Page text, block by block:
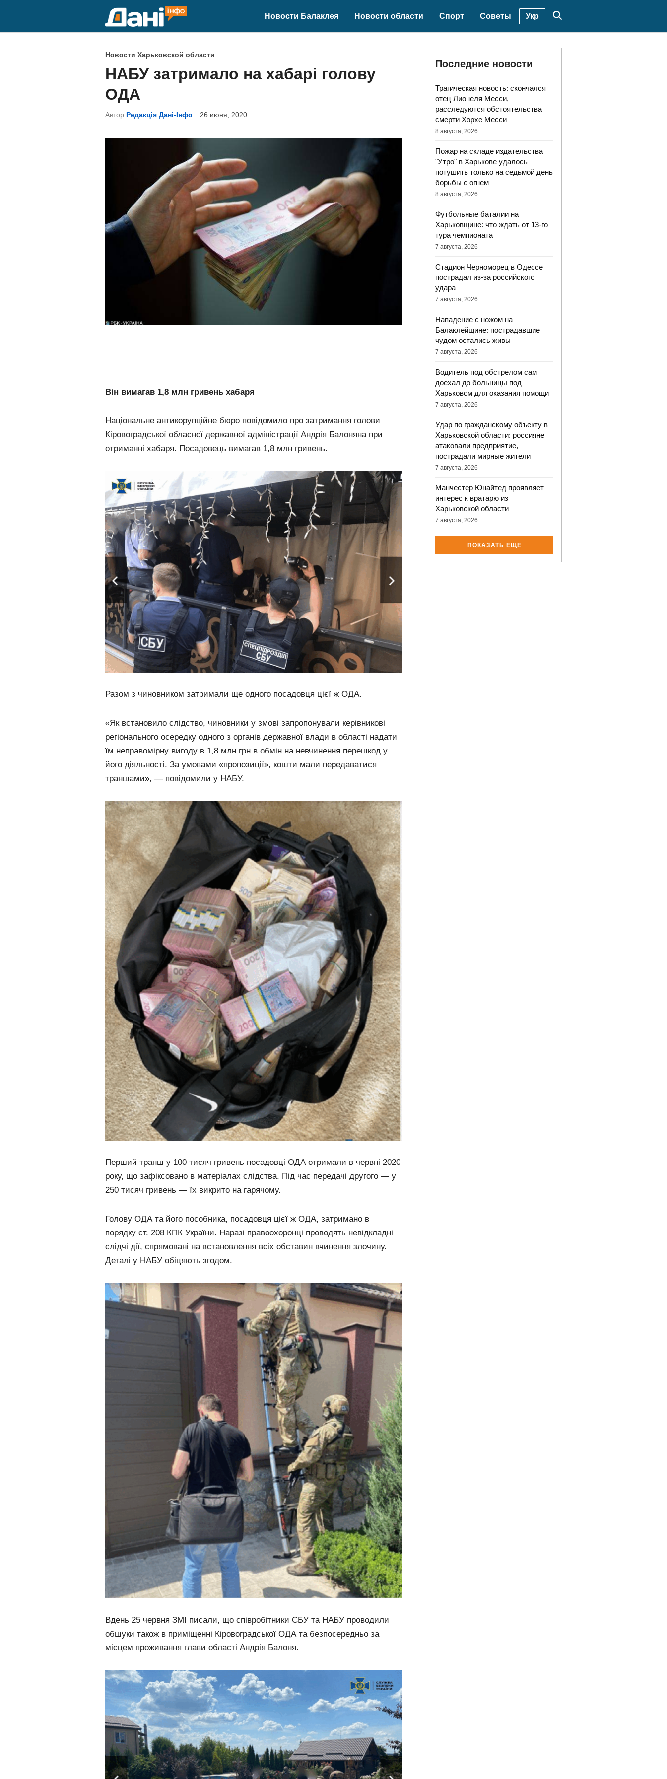
Новости Балаклея Новости области Спорт Советы Укр
О
п
у
б
к
в
Новости Харьковской области
НАБУ затримало на хабарі голову
ОДА
Автор Редакція Дані-Інфо 26 июня, 2020
Він вимагав 1,8 млн гривень хабаря
Національне антикорупційне бюро повідомило про затримання голови
Кіровоградської обласної державної адміністрації Андрія Балоняна при
отриманні хабаря. Посадовець вимагав 1,8 млн гривень.
Разом з чиновником затримали ще одного посадовця цієї ж ОДА.
«Як встановило слідство, чиновники у змові запропонували керівникові
регіонального осередку одного з органів державної влади в області надати
їм неправомірну вигоду в 1,8 млн грн в обмін на невчинення перешкод у
його діяльності. За умовами «пропозиції», кошти мали передаватися
траншами», — повідомили у НАБУ.
Перший транш у 100 тисяч гривень посадовці ОДА отримали в червні 2020
року, що зафіксовано в матеріалах слідства. Під час передачі другого — у
250 тисяч гривень — їх викрито на гарячому.
Голову ОДА та його пособника, посадовця цієї ж ОДА, затримано в
порядку ст. 208 КПК України. Наразі правоохоронці проводять невідкладні
слідчі дії, спрямовані на встановлення всіх обставин вчинення злочину.
Деталі у НАБУ обіцяють згодом.
Вдень 25 червня ЗМІ писали, що співробітники СБУ та НАБУ проводили
обшуки також в приміщенні Кіровоградської ОДА та безпосередньо за
місцем проживання глави області Андрія Балоня.
Последние новости
Трагическая новость: скончался
отец Лионеля Месси,
расследуются обстоятельства
смерти Хорхе Месси
8 августа, 2026
Пожар на складе издательства
"Утро" в Харькове удалось
потушить только на седьмой день
борьбы с огнем
8 августа, 2026
Футбольные баталии на
Харьковщине: что ждать от 13-го
тура чемпионата
7 августа, 2026
Стадион Черноморец в Одессе
пострадал из-за российского
удара
7 августа, 2026
Нападение с ножом на
Балаклейщине: пострадавшие
чудом остались живы
7 августа, 2026
Водитель под обстрелом сам
доехал до больницы под
Харьковом для оказания помощи
7 августа, 2026
Удар по гражданскому объекту в
Харьковской области: россияне
атаковали предприятие,
пострадали мирные жители
7 августа, 2026
Манчестер Юнайтед проявляет
интерес к вратарю из
Харьковской области
7 августа, 2026
ПОКАЗАТЬ ЕЩЁ